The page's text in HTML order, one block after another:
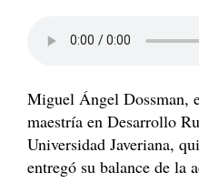
Miguel Ángel Dossman,
maestría en Desarrollo
Universidad Javeriana,
entregó su balance de la